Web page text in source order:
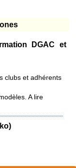
DGAC et
clubs et adhérents
A lire